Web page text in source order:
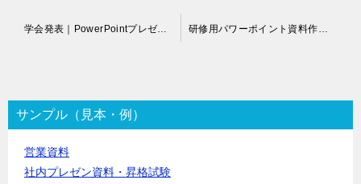
ゲ
ー
シ
サンプル（見本・例）
営業資料
社内プレゼン資料・昇格試験